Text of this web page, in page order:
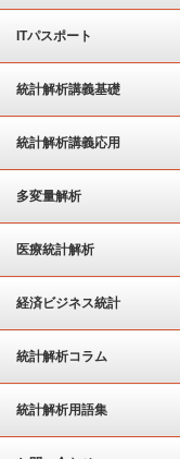
ITパスポート
統計解析講義基礎
統計解析講義応用
多変量解析
医療統計解析
経済ビジネス統計
統計解析コラム
統計解析用語集